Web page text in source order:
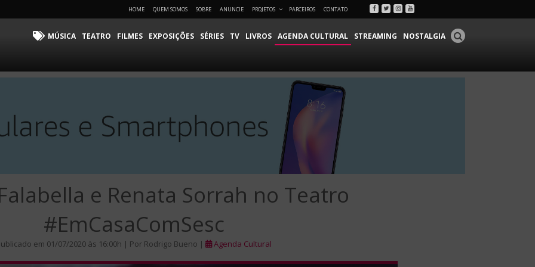
HOME QUEM SOMOS SOBRE ANUNCIE PROJETOS PARCEIROS CONTATO Facebook
Twitter
Instagram
Youtube
MÚSICA TEATRO FILMES EXPOSIÇÕES SÉRIES TV LIVROS AGENDA CULTURAL STREAMING NOSTALGIA
e Renata Sorrah no Teatro
#EmCasaComSesc
em 01/07/2020 às 16:00h | Por Rodrigo Bueno | Agenda Cultural